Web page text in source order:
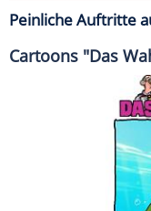
Peinliche Auftritte
Cartoons "Das